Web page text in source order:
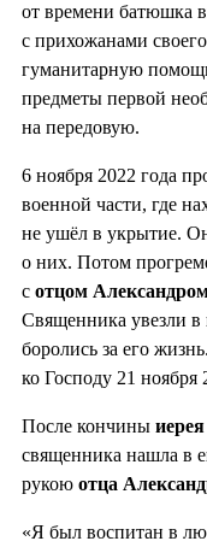
от времени батюшка
с прихожанами
гуманитарную
предметы первой
на передовую.
6 ноября 2022 года
военной части, где
не ушёл в укрытие.
о них. Потом
с отцом
Священника увезли в
боролись за его
ко Господу 21 ноября
После кончины
священника нашла в
рукою отца
«Я был воспитан в